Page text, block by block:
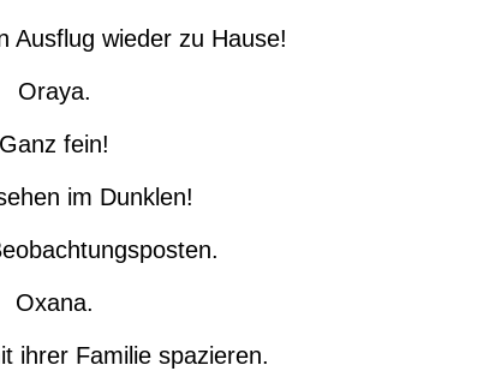
Ausflug wieder zu Hause!
Oraya.
Ganz fein!
im Dunklen!
Oxana.
ihrer Familie spazieren.